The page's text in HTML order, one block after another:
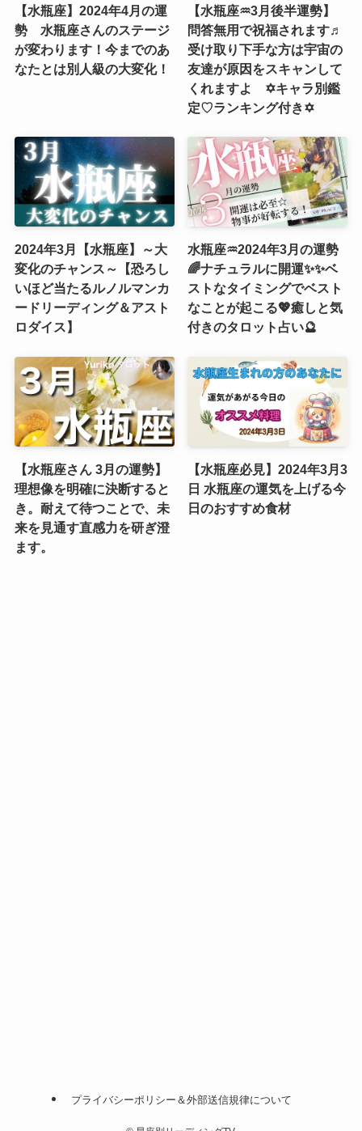
【水瓶座】2024年4月の運
勢 水瓶座さんのステージ
が変わります！今までのあ
なたとは別人級の大変化！
【水瓶座♒3月後半運勢】
問答無用で祝福されます♬
受け取り下手な方は宇宙の
友達が原因をスキャンして
くれますよ ✡️キャラ別鑑
定♡ランキング付き✡️
2024年3月【水瓶座】～大
変化のチャンス～【恐ろし
いほど当たるルノルマンカ
ードリーディング＆アスト
ロダイス】
水瓶座♒️2024年3月の運勢
🌈ナチュラルに開運✨✨ベ
ストなタイミングでベスト
なことが起こる💖癒しと気
付きのタロット占い🔮
【水瓶座さん 3月の運勢】
理想像を明確に決断すると
き。耐えて待つことで、未
来を見通す直感力を研ぎ澄
ます。
【水瓶座必見】2024年3月3
日 水瓶座の運気を上げる今
日のおすすめ食材
プライバシーポリシー＆外部送信規律について